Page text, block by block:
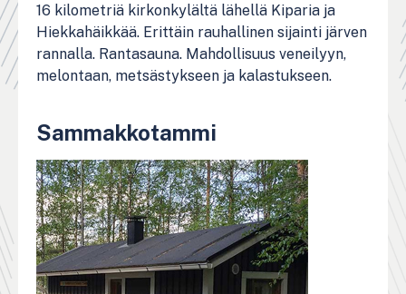
16 kilometriä kirkonkylältä lähellä Kiparia ja
Hiekkahäikkää. Erittäin rauhallinen sijainti järven
rannalla. Rantasauna. Mahdollisuus veneilyyn,
melontaan, metsästykseen ja kalastukseen.
Sammakkotammi